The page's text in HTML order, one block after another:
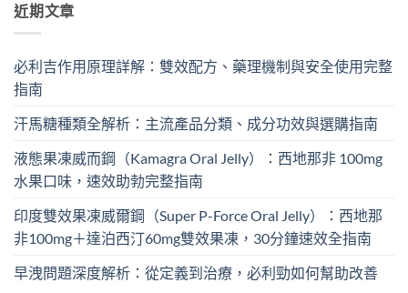
近期文章
必利吉作用原理詳解：雙效配方、藥理機制與安全使用完整
指南
汗馬糖種類全解析：主流產品分類、成分功效與選購指南
液態果凍威而鋼（Kamagra Oral Jelly）：西地那非 100mg​
水果口味，速效助勃完整指南
印度雙效果凍威爾鋼（Super P-Force Oral Jelly）：西地那
非100mg＋達泊西汀60mg雙效果凍，30分鐘速效全指南
早洩問題深度解析：從定義到治療，必利勁如何幫助改善